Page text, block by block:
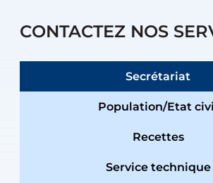
CONTACTEZ NOS
Secrétariat
Population/Etat
Recettes
Service technique